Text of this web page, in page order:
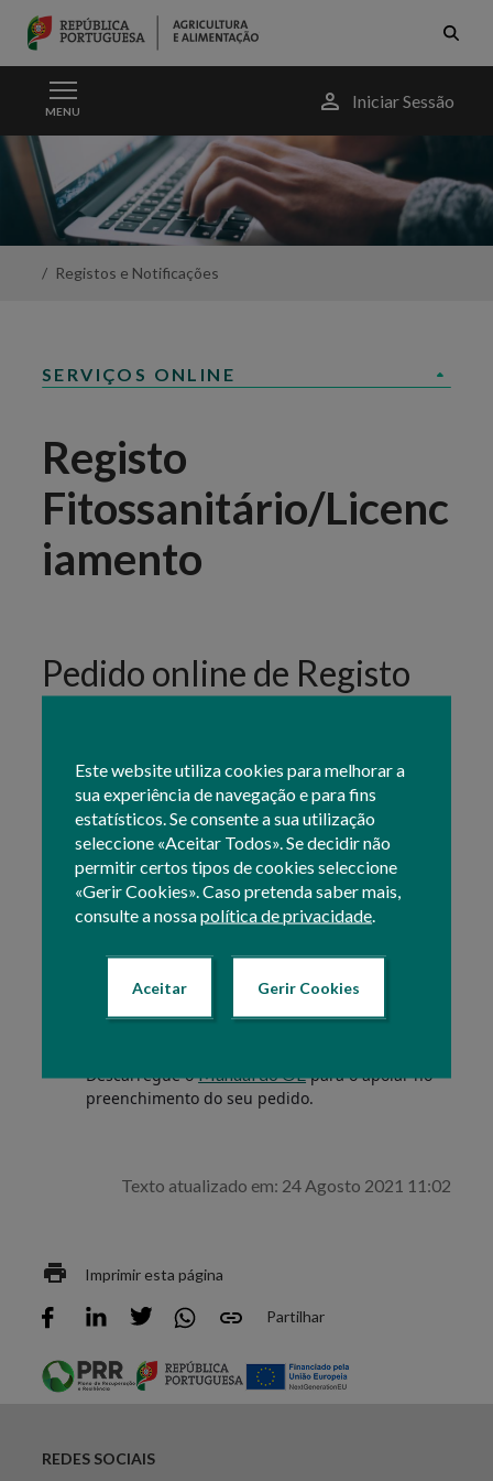
Skip to Main Content
MENU
MenuIniciar Sessão
Registo
Fitossanitário/Licenciamento
Portal
Este website utiliza cookies para melhorar a
sua experiência de navegação e para fins
estatísticos. Se consente a sua utilização
seleccione «Aceitar Todos». Se decidir não
permitir certos tipos de cookies seleccione
«Gerir Cookies». Caso pretenda saber mais,
consulte a nossapolítica de privacidade
Aceitar Gerir Cookies
Registos e Notificações
SERVIÇOS ONLINE
Registo
Fitossanitário/Licenc
iamento
Pedido online de Registo
nto
Registo Operador Económico
Os interessados em obter o Registo
online
Descarregue oManual do OEpara o apoiar no
preenchimento do seu pedido.
Texto atualizado em: 24 Agosto 2021 11:02
Imprimir esta página
Partilhar
REDES SOCIAIS